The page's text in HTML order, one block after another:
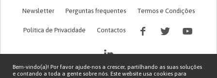
Newsletter Perguntas frequentes Termos e Condições
Política de Privacidade Contactos
Bem-vindo(a)! Por favor ajude-nos a crescer, partilhando as suas soluções
e contando a toda a gente sobre nós. Este website usa cookies para